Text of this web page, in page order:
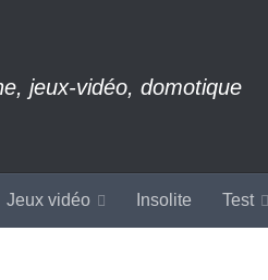
jeux-vidéo, domotique
Jeux vidéo Insolite Test